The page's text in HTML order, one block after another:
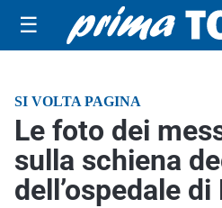
☰
SI VOLTA PAGINA
Le foto dei
sulla schiena
dell’ospedale di